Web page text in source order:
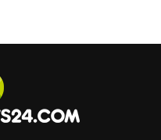
vederli uscire
Champions è un